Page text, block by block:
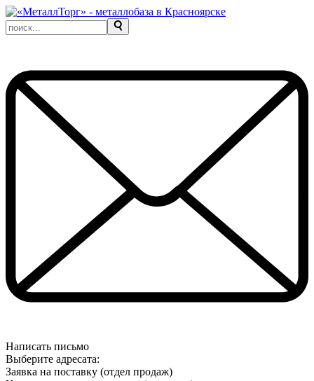
Написать письмо
Выберите адресата:
Заявка на поставку (отдел продаж)